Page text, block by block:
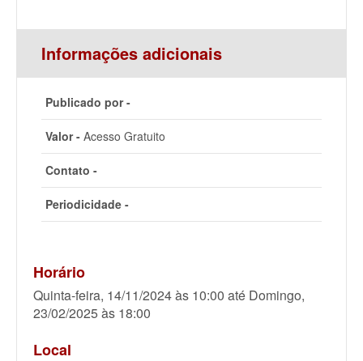
Informações adicionais
Publicado por -
Valor - Acesso Gratuito
Contato -
Periodicidade -
Horário
Quinta-feira, 14/11/2024 às 10:00 até Domingo,
23/02/2025 às 18:00
Local